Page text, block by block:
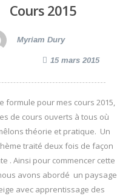
Cours 2015
Myriam Dury
15 mars 2015
formule pour mes cours 2015,
de cours ouverts à tous où
théorie et pratique. Un
traité deux fois de façon
. Ainsi pour commencer cette
avons abordé un paysage
avec apprentissage des